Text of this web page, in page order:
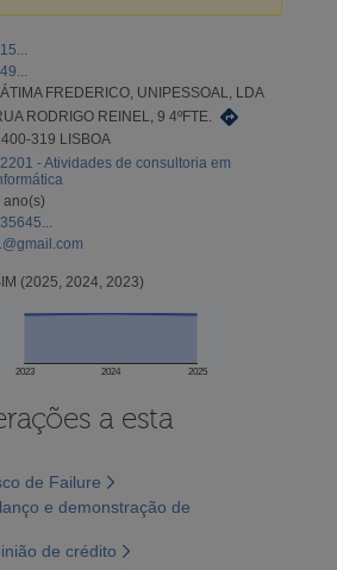
FREDERICO, UNIPESSOAL, LDA
RODRIGO REINEL, 9 4ºFTE.
319 LISBOA
- Atividades de consultoria em
ano(s)
(2025, 2024, 2023)
2023 2024 2025
a esta
de Failure
e demonstração de
de crédito